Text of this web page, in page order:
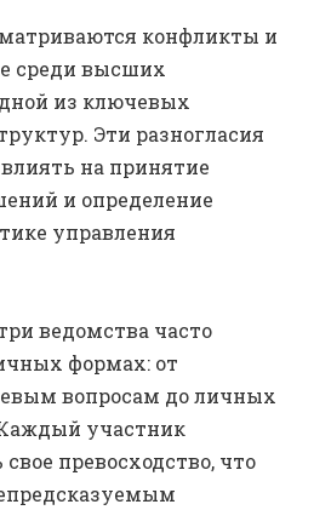
конфликты и
среди высших
из ключевых
Эти разногласия
на принятие
и определение
управления
ведомства часто
формах: от
вопросам до личных
участник
превосходство, что